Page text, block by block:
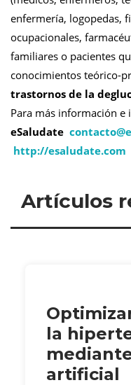
enfermería, logopedas,
ocupacionales,
familiares o pacientes
conocimientos teórico-
trastornos de la
Para más información e
eSaludate contacto@
http://esaludate.com
Artículos
la
artificial